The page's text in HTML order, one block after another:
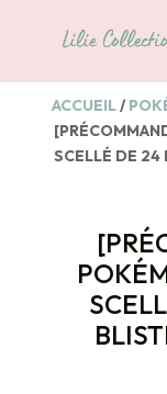
ACCUEIL/
SCELLÉ DE 24